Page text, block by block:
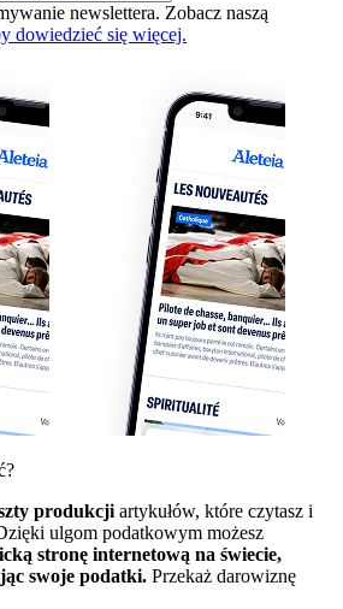
newslettera. Zobacz naszą
dowiedzieć się więcej.
produkcji artykułów, które czytasz i
ulgom podatkowym możesz
stronę internetową na świecie,
swoje podatki. Przekaż darowiznę